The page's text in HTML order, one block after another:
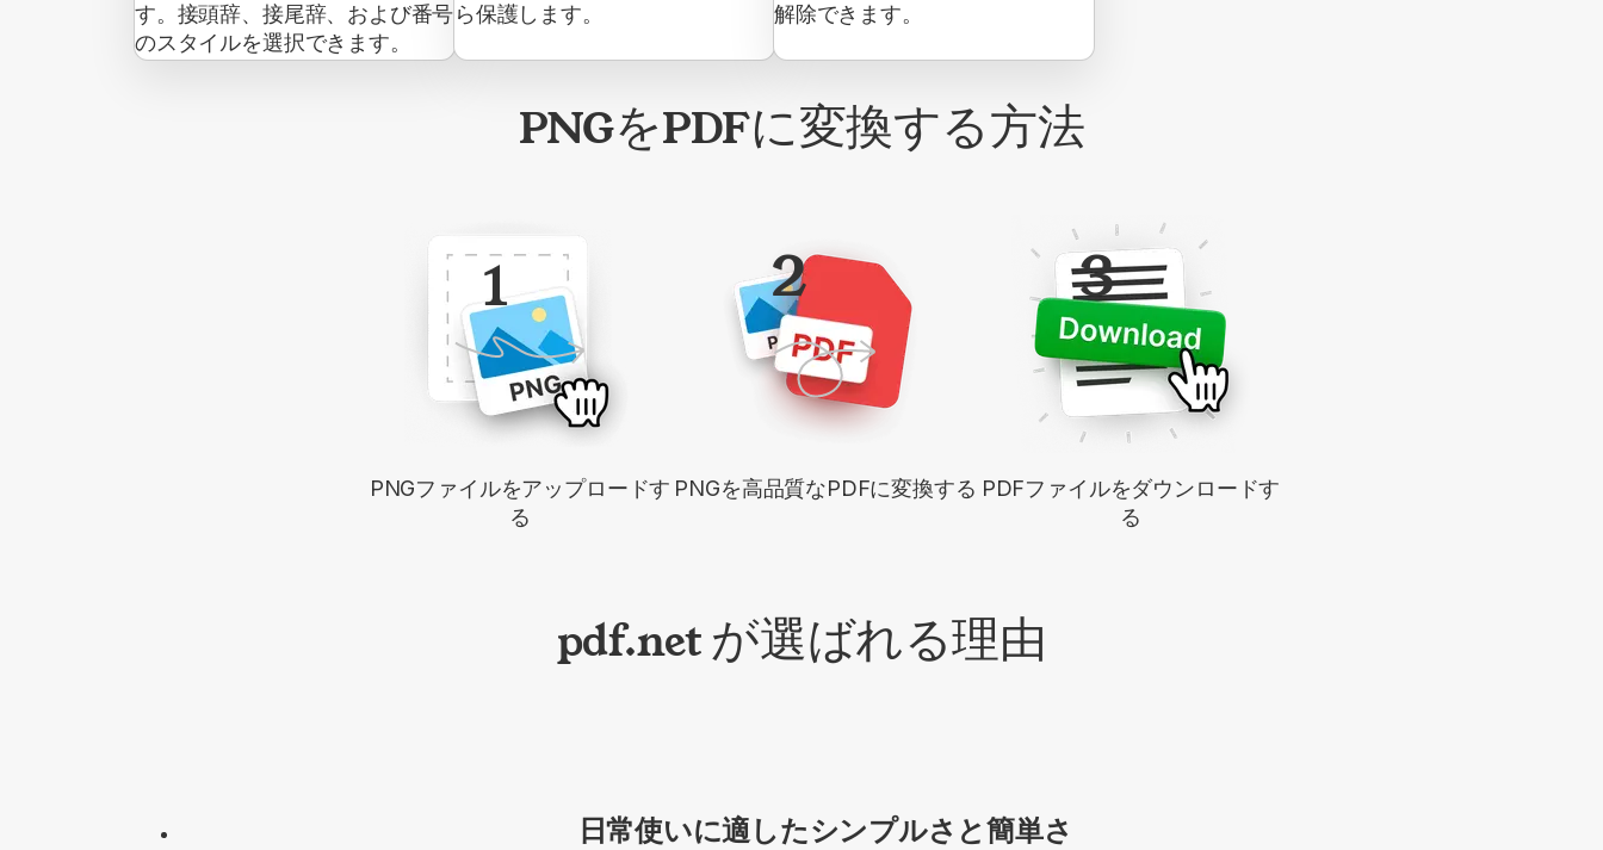
す。接頭辞、接尾辞、および番号
のスタイルを選択できます。
ら保護します。
解除できます。
PNGをPDFに変換する方法
1
PNGファイルをアップロードす
る
2
PNGを高品質なPDFに変換する
3
PDFファイルをダウンロードす
る
pdf.net が選ばれる理由
日常使いに適したシンプルさと簡単さ